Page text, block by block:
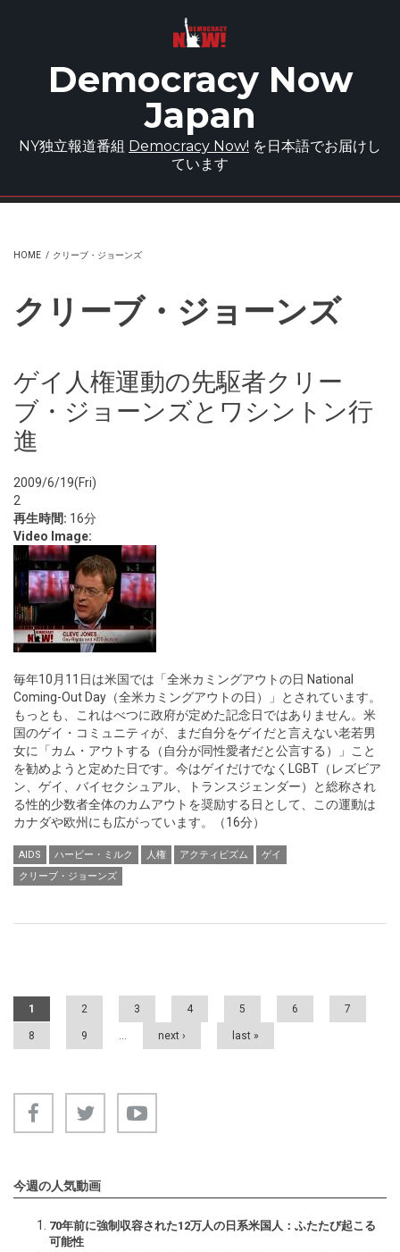
Democracy Now
Japan
NY独立報道番組 Democracy Now! を日本語でお届けし
ています
HOME / クリーブ・ジョーンズ
クリーブ・ジョーンズ
ゲイ人権運動の先駆者クリー
ブ・ジョーンズとワシントン行
進
2009/6/19(Fri)
2
再生時間: 16分
Video Image:
毎年10月11日は米国では「全米カミングアウトの日 National
Coming-Out Day（全米カミングアウトの日）」とされています。
もっとも、これはべつに政府が定めた記念日ではありません。米
国のゲイ・コミュニティが、まだ自分をゲイだと言えない老若男
女に「カム・アウトする（自分が同性愛者だと公言する）」こと
を勧めようと定めた日です。今はゲイだけでなくLGBT（レズビア
ン、ゲイ、バイセクシュアル、トランスジェンダー）と総称され
る性的少数者全体のカムアウトを奨励する日として、この運動は
カナダや欧州にも広がっています。（16分）
AIDS ハービー・ミルク 人権 アクティビズム
ゲイ
クリーブ・ジョーンズ
Pages
1 2 3 4 5 6 7
8 9 … next › last »
今週の人気動画
70年前に強制収容された12万人の日系米国人：ふたたび起こる
可能性